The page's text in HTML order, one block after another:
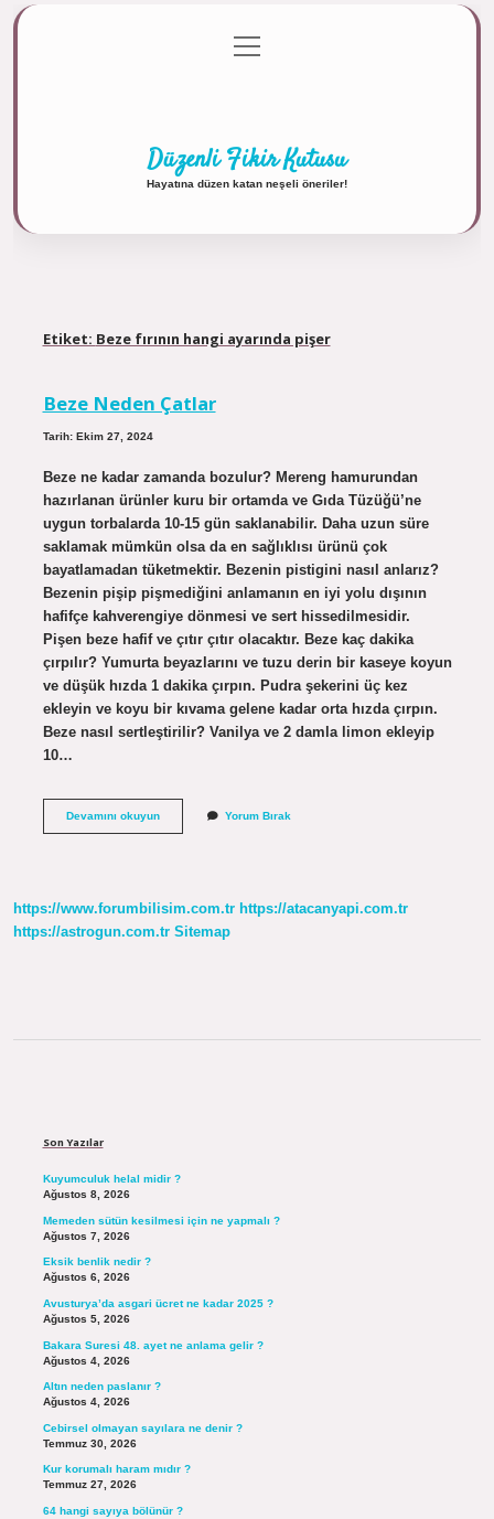
Gizlilik Politikası
menüyü
aç
Düzenli Fikir Kutusu
Hayatına düzen katan neşeli öneriler!
Etiket: Beze fırının hangi ayarında pişer
Beze Neden Çatlar
Tarih: Ekim 27, 2024
Beze ne kadar zamanda bozulur? Mereng hamurundan
hazırlanan ürünler kuru bir ortamda ve Gıda Tüzüğü’ne
uygun torbalarda 10-15 gün saklanabilir. Daha uzun süre
saklamak mümkün olsa da en sağlıklısı ürünü çok
bayatlamadan tüketmektir. Bezenin pistigini nasıl anlarız?
Bezenin pişip pişmediğini anlamanın en iyi yolu dışının
hafifçe kahverengiye dönmesi ve sert hissedilmesidir.
Pişen beze hafif ve çıtır çıtır olacaktır. Beze kaç dakika
çırpılır? Yumurta beyazlarını ve tuzu derin bir kaseye koyun
ve düşük hızda 1 dakika çırpın. Pudra şekerini üç kez
ekleyin ve koyu bir kıvama gelene kadar orta hızda çırpın.
Beze nasıl sertleştirilir? Vanilya ve 2 damla limon ekleyip
10…
Devamını okuyunBeze
Yorum Bırak
https://www.forumbilisim.com.tr https://atacanyapi.com.tr
https://astrogun.com.tr Sitemap
Son Yazılar
Kuyumculuk helal midir ?
Ağustos 8, 2026
Memeden sütün kesilmesi için ne yapmalı ?
Ağustos 7, 2026
Eksik benlik nedir ?
Ağustos 6, 2026
Avusturya’da asgari ücret ne kadar 2025 ?
Ağustos 5, 2026
Bakara Suresi 48. ayet ne anlama gelir ?
Ağustos 4, 2026
Altın neden paslanır ?
Ağustos 4, 2026
Cebirsel olmayan sayılara ne denir ?
Temmuz 30, 2026
Kur korumalı haram mıdır ?
Temmuz 27, 2026
64 hangi sayıya bölünür ?